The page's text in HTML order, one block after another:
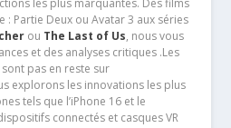
les plus marquantes. Des films
: Partie Deux ou Avatar 3 aux séries
ou The Last of Us, nous vous
et des analyses critiques .Les
pas en reste sur
explorons les innovations les plus
tels que l’iPhone 16 et le
connectés et casques VR